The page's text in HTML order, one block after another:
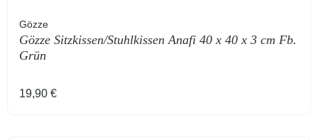
Gözze
Gözze Sitzkissen/Stuhlkissen Anafi 40 x 40 x 3 cm Fb.
Grün
Regulärer Preis:
19,90 €